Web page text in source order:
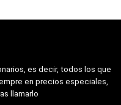
es decir, todos los que
en precios especiales,
llamarlo